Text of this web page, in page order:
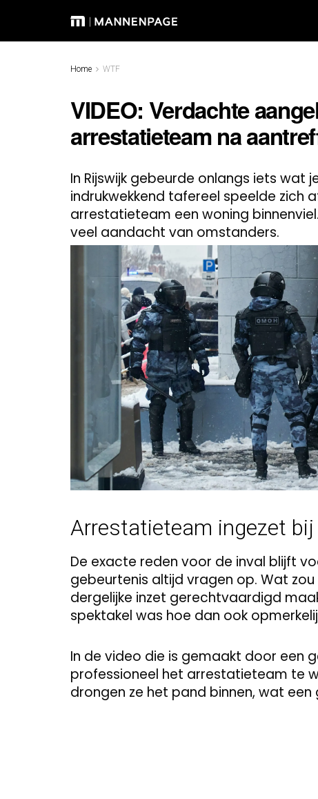
Home WTF
VIDEO: Verdachte
arrestatieteam na
In Rijswijk gebeurde onlangs iets wat
indrukwekkend tafereel speelde zich
arrestatieteam een woning
veel aandacht van omstanders.
Arrestatieteam ingezet
De exacte reden voor de inval blijft
gebeurtenis altijd vragen op. Wat
dergelijke inzet gerechtvaardigd
spektakel was hoe dan ook
In de video die is gemaakt door een
professioneel het arrestatieteam te
drongen ze het pand binnen, wat